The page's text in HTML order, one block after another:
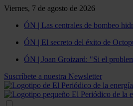
Viernes, 7 de agosto de 2026
ÓN | Las centrales de bombeo
ÓN | El secreto del éxito de
ÓN | Joan Groizard: "Si el
Suscríbete a nuestra Newsletter